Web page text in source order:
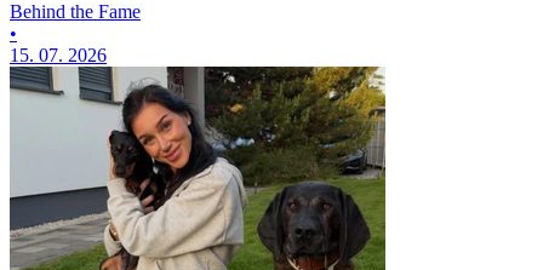
Behind the Fame
•
15. 07. 2026